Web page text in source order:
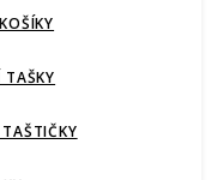
TAŠKY